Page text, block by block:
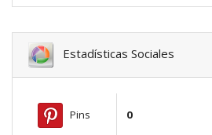
Estadísticas Sociales
Pins 0